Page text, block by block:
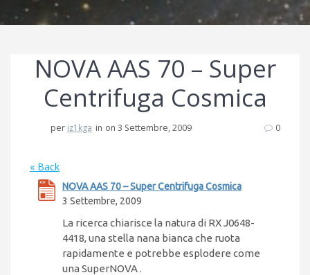
NOVA AAS 70 – Super
Centrifuga Cosmica
per iz1kga in on 3 Settembre, 2009 0
« Back
NOVA AAS 70 – Super Centrifuga Cosmica
3 Settembre, 2009
La ricerca chiarisce la natura di RX J0648-
4418, una stella nana bianca che ruota
rapidamente e potrebbe esplodere come
una SuperNOVA .